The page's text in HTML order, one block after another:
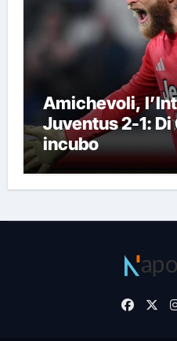
Amichevoli,
Juventus 2-1: Di
incubo